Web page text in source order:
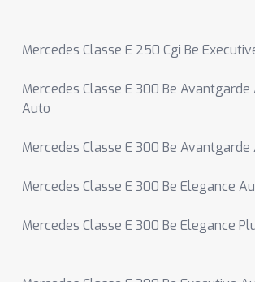
Mercedes Classe E 250 Cgi Be
Mercedes Classe E 300 Be
Auto
Mercedes Classe E 300 Be Avantgarde
Mercedes Classe E 300 Be Elegance
Mercedes Classe E 300 Be Elegance